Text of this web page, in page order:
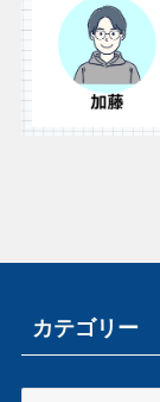
カテゴリー